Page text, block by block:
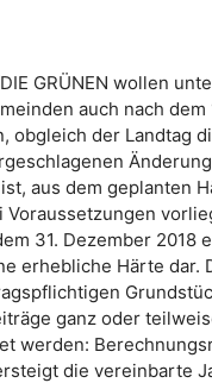
GRÜNEN wollen
auch nach dem
der Landtag
aus dem geplanten
31. Dezember 2018
erhebliche Härte dar.
ganz oder
werden:
die vereinbarte